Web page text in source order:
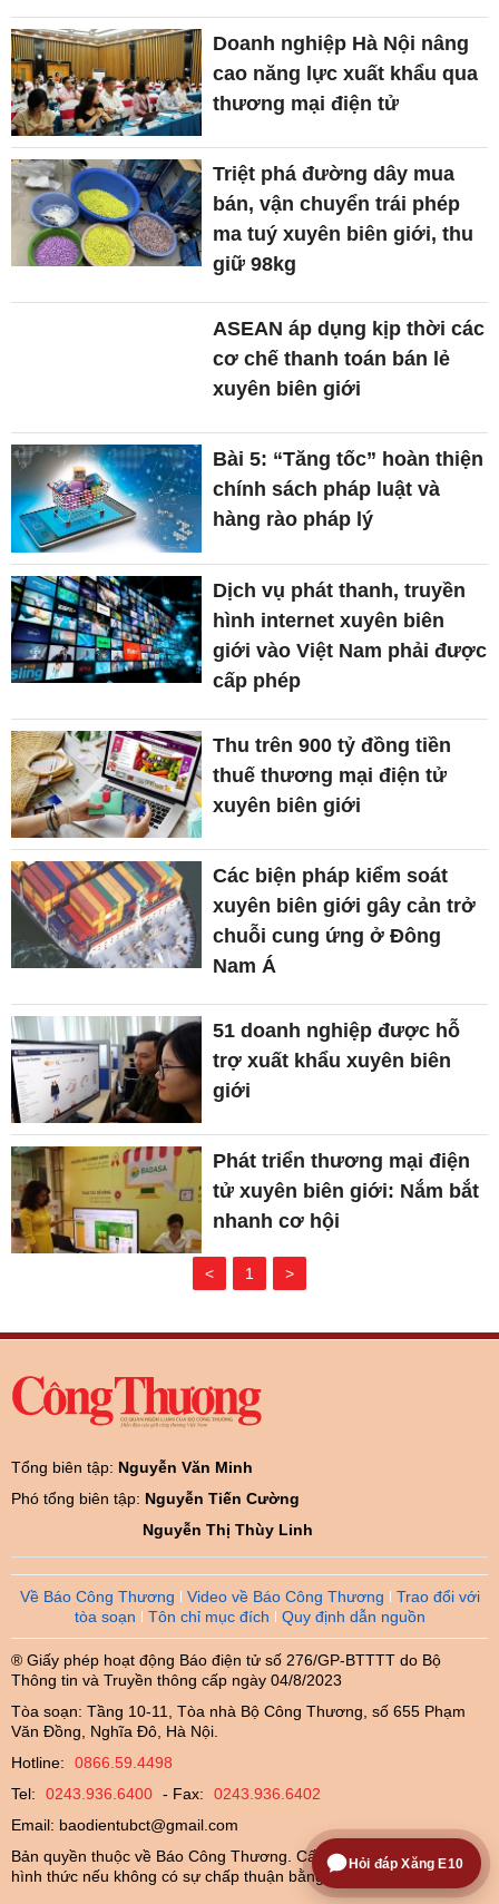
Doanh nghiệp Hà Nội nâng
cao năng lực xuất khẩu qua
thương mại điện tử
Triệt phá đường dây mua
bán, vận chuyển trái phép
ma tuý xuyên biên giới, thu
giữ 98kg
ASEAN áp dụng kịp thời các
cơ chế thanh toán bán lẻ
xuyên biên giới
Bài 5: “Tăng tốc” hoàn thiện
chính sách pháp luật và
hàng rào pháp lý
Dịch vụ phát thanh, truyền
hình internet xuyên biên
giới vào Việt Nam phải được
cấp phép
Thu trên 900 tỷ đồng tiền
thuế thương mại điện tử
xuyên biên giới
Các biện pháp kiểm soát
xuyên biên giới gây cản trở
chuỗi cung ứng ở Đông
Nam Á
51 doanh nghiệp được hỗ
trợ xuất khẩu xuyên biên
giới
Phát triển thương mại điện
tử xuyên biên giới: Nắm bắt
nhanh cơ hội
< 1 >
Tổng biên tập: Nguyễn Văn Minh
Phó tổng biên tập: Nguyễn Tiến Cường
Nguyễn Thị Thùy Linh
Về Báo Công Thương Video về Báo Công Thương
Trao đổi với
tòa soạn
Tôn chỉ mục đích Quy định dẫn nguồn
® Giấy phép hoạt động Báo điện tử số 276/GP-BTTTT do Bộ
Thông tin và Truyền thông cấp ngày 04/8/2023
Tòa soạn: Tầng 10-11, Tòa nhà Bộ Công Thương, số 655 Phạm
Văn Đồng, Nghĩa Đô, Hà Nội.
Hotline:
0866.59.4498
Tel:
0243.936.6400 - Fax:
0243.936.6402
Email: baodientubct@gmail.com
Bản quyền thuộc về Báo Công Thương. Cấm sao chép dưới mọi
hình thức nếu không có sự chấp thuận bằng văn bản.
Hỏi đáp Xăng E10